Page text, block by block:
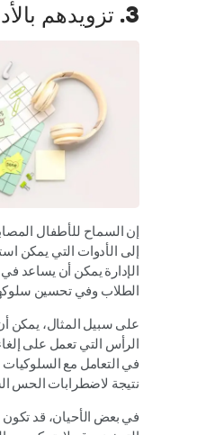
3. تزويدهم بالأدوات اللازمة
إن السماح للأطفال
إلى الأدوات التي يمكن
الإدارة يمكن أن يساعد
الطلاب وفي تحسين
على سبيل المثال،
الرأس التي تعمل على
في التعامل مع
نتيجة لاضطرابات الحس
في بعض الأحيان، قد